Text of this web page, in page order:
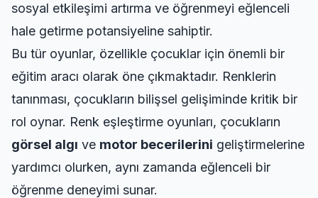
sosyal etkileşimi artırma ve öğrenmeyi eğlenceli
hale getirme potansiyeline sahiptir.
Bu tür oyunlar, özellikle çocuklar için önemli bir
eğitim aracı olarak öne çıkmaktadır. Renklerin
tanınması, çocukların bilişsel gelişiminde kritik bir
rol oynar. Renk eşleştirme oyunları, çocukların
görsel algı ve motor becerilerini geliştirmelerine
yardımcı olurken, aynı zamanda eğlenceli bir
öğrenme deneyimi sunar.